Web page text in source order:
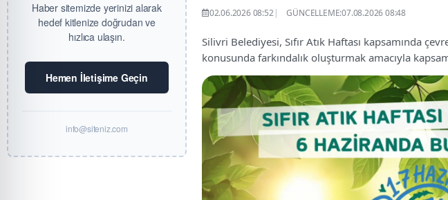
Haber sitemizde yerinizi alarak
hedef kitlenize doğrudan ve
hızlıca ulaşın.
Hemen İletişime Geçin
info@siteniz.com
02.06.2026 08:52 GÜNCELLEME:07.08.2026 08:48
Silivri Belediyesi, Sıfır Atık Haftası kapsamında
konusunda farkındalık oluşturmak amacıyla